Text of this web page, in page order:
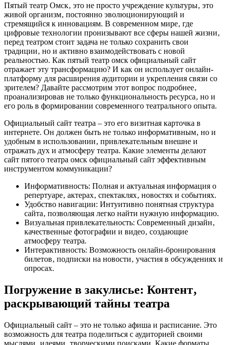
Пятый театр Омск‚ это не просто учреждение культуры‚ это
живой организм‚ постоянно эволюционирующий и
стремящийся к инновациям. В современном мире‚ где
цифровые технологии пронизывают все сферы нашей жизни‚
перед театром стоит задача не только сохранить свои
традиции‚ но и активно взаимодействовать с новой
реальностью. Как пятый театр омск официальный сайт
отражает эту трансформацию? И как он использует онлайн-
платформу для расширения аудитории и укрепления связи со
зрителем? Давайте рассмотрим этот вопрос подробнее‚
проанализировав не только функциональность ресурса‚ но и
его роль в формировании современного театрального опыта.
Официальный сайт театра – это его визитная карточка в
интернете. Он должен быть не только информативным‚ но и
удобным в использовании‚ привлекательным внешне и
отражать дух и атмосферу театра. Какие элементы делают
сайт пятого театра омск официальный сайт эффективным
инструментом коммуникации?
Информативность: Полная и актуальная информация о
репертуаре‚ актерах‚ спектаклях‚ новостях и событиях.
Удобство навигации: Интуитивно понятная структура
сайта‚ позволяющая легко найти нужную информацию.
Визуальная привлекательность: Современный дизайн‚
качественные фотографии и видео‚ создающие
атмосферу театра.
Интерактивность: Возможность онлайн-бронирования
билетов‚ подписки на новости‚ участия в обсуждениях и
опросах.
Погружение в закулисье: Контент‚
раскрывающий тайны театра
Официальный сайт – это не только афиша и расписание. Это
возможность для театра поделиться с аудиторией своими
мыслями‚ идеями‚ творческими поисками. Какие форматы